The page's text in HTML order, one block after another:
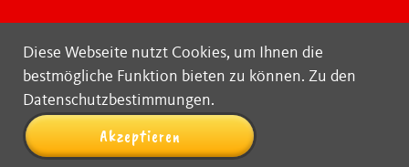
Diese Webseite nutzt Cookies, um Ihnen die
bestmögliche Funktion bieten zu können. Zu den
Datenschutzbestimmungen.
Akzeptieren